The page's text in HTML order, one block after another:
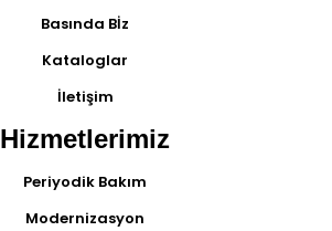
Basında Bİz
Kataloglar
İletişim
Hizmetlerimiz
Periyodik Bakım
Modernizasyon